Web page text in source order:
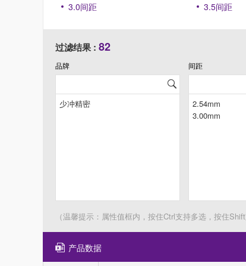
3.0间距
3.5间距
过滤结果 : 82
品牌 间距
（温馨提示：属性值框内，按住Ctrl支持多选，按住Shift
产品数据